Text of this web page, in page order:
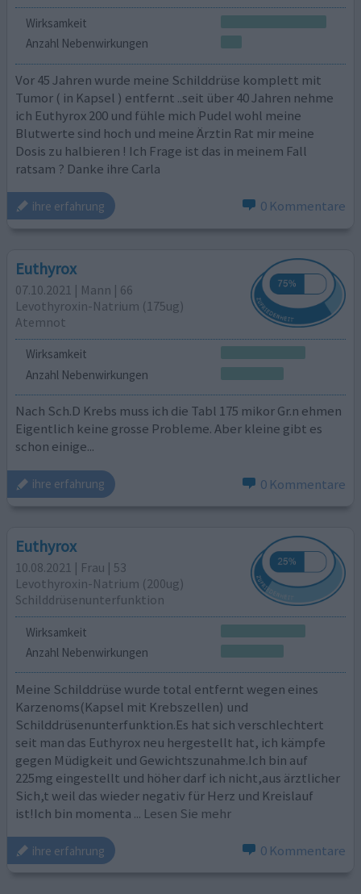
Wirksamkeit
Anzahl Nebenwirkungen
Vor 45 Jahren wurde meine Schilddrüse komplett mit
Tumor ( in Kapsel ) entfernt ..seit über 40 Jahren nehme
ich Euthyrox 200 und fühle mich Pudel wohl meine
Blutwerte sind hoch und meine Ärztin Rat mir meine
Dosis zu halbieren ! Ich Frage ist das in meinem Fall
ratsam ? Danke ihre Carla
ihre erfahrung 0 Kommentare
Euthyrox
07.10.2021 | Mann | 66
Levothyroxin-Natrium (175ug)
Atemnot
Wirksamkeit
Anzahl Nebenwirkungen
Nach Sch.D Krebs muss ich die Tabl 175 mikor Gr.n ehmen
Eigentlich keine grosse Probleme. Aber kleine gibt es
schon einige...
ihre erfahrung 0 Kommentare
Euthyrox
10.08.2021 | Frau | 53
Levothyroxin-Natrium (200ug)
Schilddrüsenunterfunktion
Wirksamkeit
Anzahl Nebenwirkungen
Meine Schilddrüse wurde total entfernt wegen eines
Karzenoms(Kapsel mit Krebszellen) und
Schilddrüsenunterfunktion.Es hat sich verschlechtert
seit man das Euthyrox neu hergestellt hat, ich kämpfe
gegen Müdigkeit und Gewichtszunahme.Ich bin auf
225mg eingestellt und höher darf ich nicht,aus ärztlicher
Sich,t weil das wieder negativ für Herz und Kreislauf
ist!Ich bin momenta ... Lesen Sie mehr
ihre erfahrung 0 Kommentare